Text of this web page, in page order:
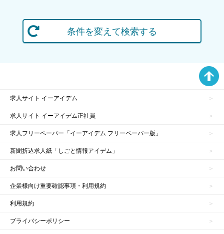
条件を変えて検索する
求人サイト イーアイデム
求人サイト イーアイデム正社員
求人フリーペーパー「イーアイデム フリーペーパー版」
新聞折込求人紙「しごと情報アイデム」
お問い合わせ
企業様向け重要確認事項・利用規約
利用規約
プライバシーポリシー